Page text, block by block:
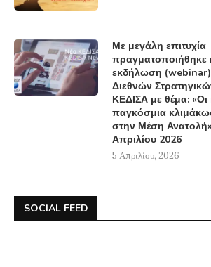
Με μεγάλη επιτυχία
πραγματοποιήθηκε
εκδήλωση (webinar)
Διεθνών
ΚΕΔΙΣΑ με θέμα: «Οι
παγκόσμια
στην Μέση
Απριλίου 2026
5 Απριλίου, 2026
SOCIAL FEED